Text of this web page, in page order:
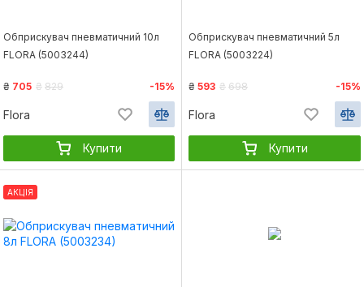
Обприскувач пневматичний 10л
FLORA (5003244)
₴ 705 ₴ 829 -15%
Flora
Купити
Обприскувач пневматичний 5л
FLORA (5003224)
₴ 593 ₴ 698 -15%
Flora
Купити
АКЦІЯ